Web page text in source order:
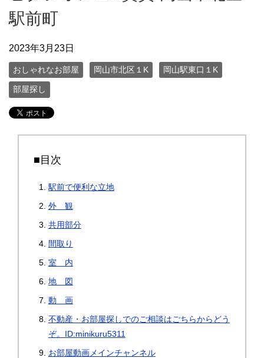
駅前町
2023年3月23日
おしゃれなお部屋 岡山市北区１K 岡山駅東口１K
部屋探し
■目次
駅前で便利な立地
外 観
共用部分
間取り
室 内
地 図
動 画
不動産・お部屋探しでのご相談はごちらからどう
ぞ。ID:minikuru5311
お部屋動画メインチャンネル